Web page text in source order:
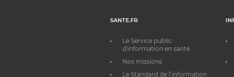
SANTE.FR
Le Service public
d'information en santé
Nos missions
Le Standard de l’information